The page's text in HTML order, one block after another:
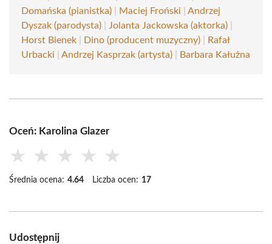
Domańska (pianistka)
Maciej Froński
Andrzej
Dyszak (parodysta)
Jolanta Jackowska (aktorka)
Horst Bienek
Dino (producent muzyczny)
Rafał
Urbacki
Andrzej Kasprzak (artysta) Barbara Kałużna
Oceń: Karolina Glazer
★ ★ ★ ★ ★
Średnia ocena: 4.64 Liczba ocen: 17
Udostępnij